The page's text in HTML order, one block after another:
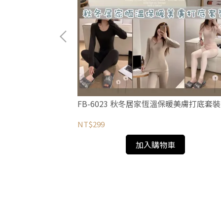
FB-6023 秋冬居家恆溫保暖美膚打底套裝
NT$299
加入購物車